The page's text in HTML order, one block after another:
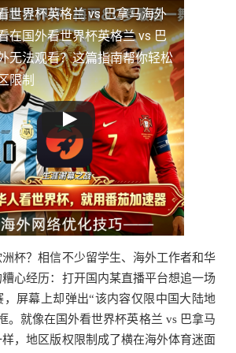
世界杯英格兰 vs 巴拿马海外
在国外看世界杯英格兰 vs 巴
无法观看？这篇指南帮你轻松
限制
杯？相信不少留学生、海外工作者和华
心经历：打开国内某直播平台想追一场
，屏幕上却弹出“该内容仅限中国大陆地
。就像在国外看世界杯英格兰 vs 巴拿马
，地区版权限制成了横在海外体育迷面